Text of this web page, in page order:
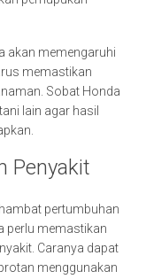
akan memengaruhi
memastikan
Sobat Honda
lain agar hasil
Penyakit
pertumbuhan
perlu memastikan
Caranya dapat
menggunakan